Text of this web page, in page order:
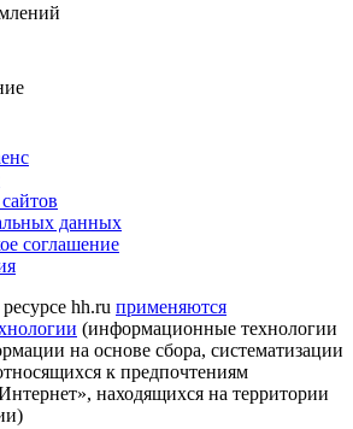
данных
соглашение
hh.ru применяются
(информационные технологии
на основе сбора, систематизации
к предпочтениям
находящихся на территории